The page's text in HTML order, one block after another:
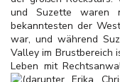
und Suzette waren
bekanntesten der
war, und während
Valley im Brustbereich
Leben mit